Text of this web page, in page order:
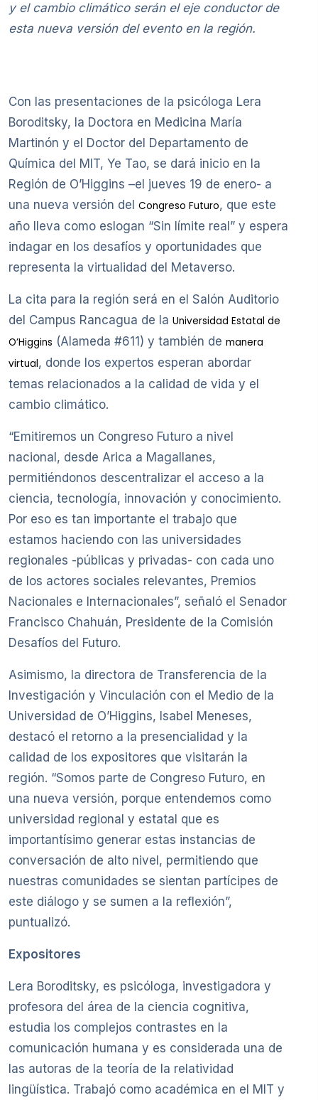
y el cambio climático serán el eje conductor de
esta nueva versión del evento en la región.
Con las presentaciones de la psicóloga Lera
Boroditsky, la Doctora en Medicina María
Martinón y el Doctor del Departamento de
Química del MIT, Ye Tao, se dará inicio en la
Región de O’Higgins –el jueves 19 de enero- a
una nueva versión del Congreso Futuro, que este
año lleva como eslogan “Sin límite real” y espera
indagar en los desafíos y oportunidades que
representa la virtualidad del Metaverso.
La cita para la región será en el Salón Auditorio
del Campus Rancagua de la Universidad Estatal de
O’Higgins (Alameda #611) y también de manera
virtual, donde los expertos esperan abordar
temas relacionados a la calidad de vida y el
cambio climático.
“Emitiremos un Congreso Futuro a nivel
nacional, desde Arica a Magallanes,
permitiéndonos descentralizar el acceso a la
ciencia, tecnología, innovación y conocimiento.
Por eso es tan importante el trabajo que
estamos haciendo con las universidades
regionales -públicas y privadas- con cada uno
de los actores sociales relevantes, Premios
Nacionales e Internacionales”, señaló el Senador
Francisco Chahuán, Presidente de la Comisión
Desafíos del Futuro.
Asimismo, la directora de Transferencia de la
Investigación y Vinculación con el Medio de la
Universidad de O’Higgins, Isabel Meneses,
destacó el retorno a la presencialidad y la
calidad de los expositores que visitarán la
región. “Somos parte de Congreso Futuro, en
una nueva versión, porque entendemos como
universidad regional y estatal que es
importantísimo generar estas instancias de
conversación de alto nivel, permitiendo que
nuestras comunidades se sientan partícipes de
este diálogo y se sumen a la reflexión”,
puntualizó.
Expositores
Lera Boroditsky, es psicóloga, investigadora y
profesora del área de la ciencia cognitiva,
estudia los complejos contrastes en la
comunicación humana y es considerada una de
las autoras de la teoría de la relatividad
lingüística. Trabajó como académica en el MIT y